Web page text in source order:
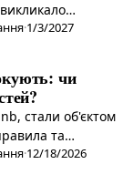
Чи є це
·1/3/2027
чи
стали об'єктом
та
їхні правила
·12/18/2026